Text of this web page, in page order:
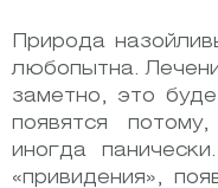
Природа
любопытна.
заметно, это
появятся
иногда
«привидения»,